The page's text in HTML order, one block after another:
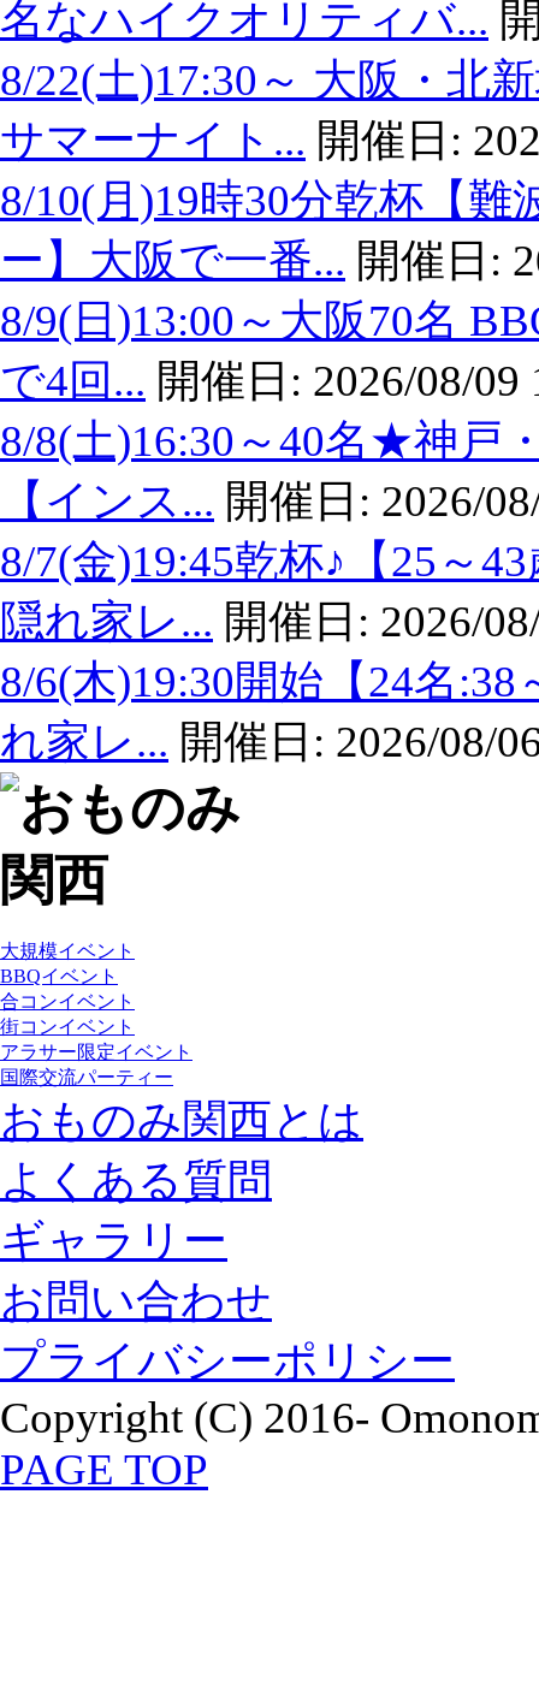
名なハイクオリティバ...
8/22(土)17:30～ 大阪・
サマーナイト... 開催日:
8/10(月)19時30分乾杯【
ー】大阪で一番... 開催日:
8/9(日)13:00～大阪70名
で4回... 開催日: 2026/08/09
8/8(土)16:30～40名★神戸
【インス... 開催日: 2026/
8/7(金)19:45乾杯♪【25～
隠れ家レ... 開催日: 2026/
8/6(木)19:30開始【24名
れ家レ... 開催日: 2026/08/
大規模イベント
BBQイベント
合コンイベント
街コンイベント
アラサー限定イベント
国際交流パーティー
おものみ関西とは
よくある質問
ギャラリー
お問い合わせ
プライバシーポリシー
Copyright (C) 2016-
PAGE TOP